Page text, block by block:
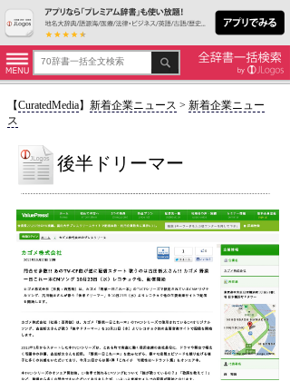
【CuratedMedia】 新着企業ニュース > 新着企業ニュー
ス
後半ドリーマー